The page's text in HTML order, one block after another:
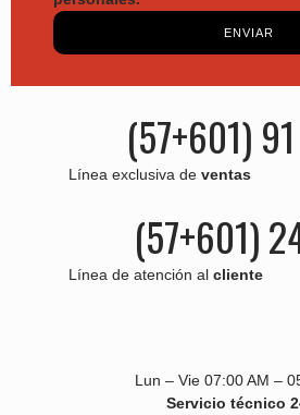
ENVIAR
(57+601)
Línea exclusiva de ventas
(57+601)
Línea de atención al cliente
Lun – Vie 07:00 AM –
Servicio técnico